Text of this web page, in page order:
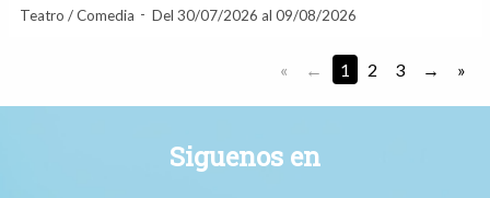
Teatro / Comedia Del 30/07/2026 al 09/08/2026
« 1 2 3 »
Siguenos en